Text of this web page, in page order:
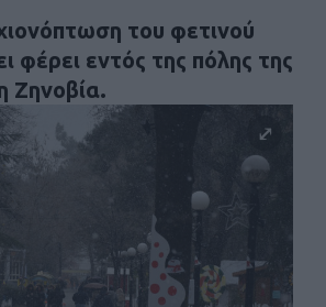
του φετινού
φέρει εντός της πόλης της
Ζηνοβία.